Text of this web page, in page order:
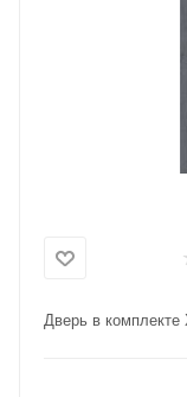
Дверь в комплекте
%